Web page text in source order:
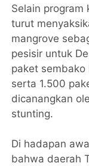
Selain program
turut
mangrove
pesisir untuk
paket
serta 1.500
dicanangkan
stunting.
Di hadapan
bahwa daerah